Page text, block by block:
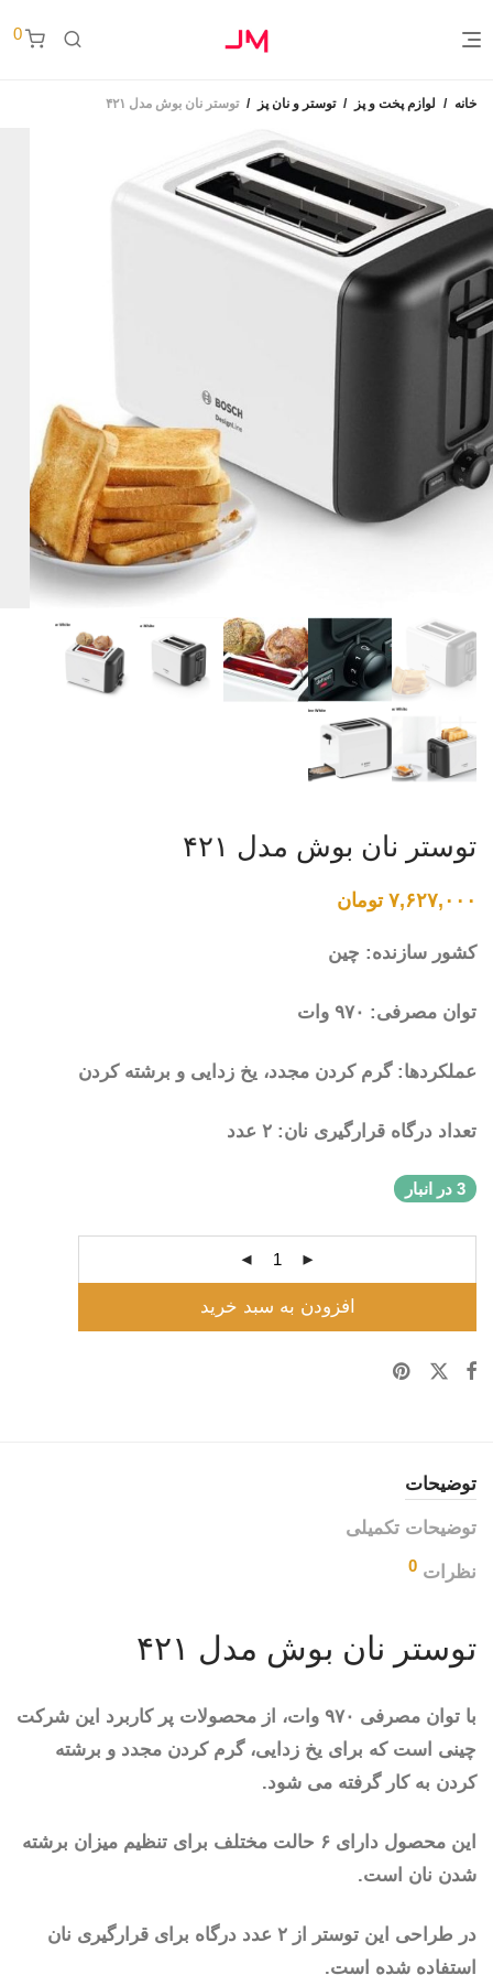
0
خانه / لوازم پخت و پز / توستر و نان پز / توستر نان بوش مدل ۴۲۱
توستر نان بوش مدل ۴۲۱
۷,۶۲۷,۰۰۰ تومان
کشور سازنده: چین
توان مصرفی: ۹۷۰ وات
عملکردها: گرم کردن مجدد، یخ زدایی و برشته کردن
تعداد درگاه قرارگیری نان: ۲ عدد
3 در انبار
افزودن به سبد خرید
توضیحات
توضیحات تکمیلی
نظرات 0
توستر نان بوش مدل ۴۲۱
با توان مصرفی ۹۷۰ وات، از محصولات پر کاربرد این شرکت
چینی است که برای یخ زدایی، گرم کردن مجدد و برشته
کردن به کار گرفته می شود.
این محصول دارای ۶ حالت مختلف برای تنظیم میزان برشته
شدن نان است.
در طراحی این توستر از ۲ عدد درگاه برای قرارگیری نان
استفاده شده است.